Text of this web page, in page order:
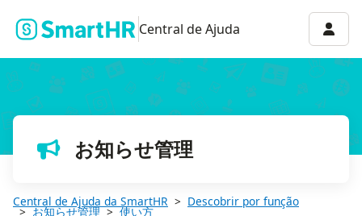
Central de Ajuda
お知らせ管理
Central de Ajuda da SmartHR Descobrir por função
お知らせ管理 使い方